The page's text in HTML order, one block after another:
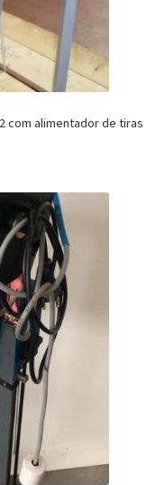
com alimentador de tiras